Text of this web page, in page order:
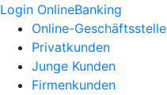
Login OnlineBanking
Online-Geschäftsstelle
Privatkunden
Junge Kunden
Firmenkunden